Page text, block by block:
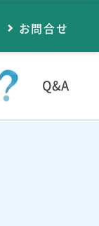
Q&A
お問合せ